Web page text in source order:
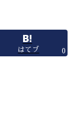
はてブ 0